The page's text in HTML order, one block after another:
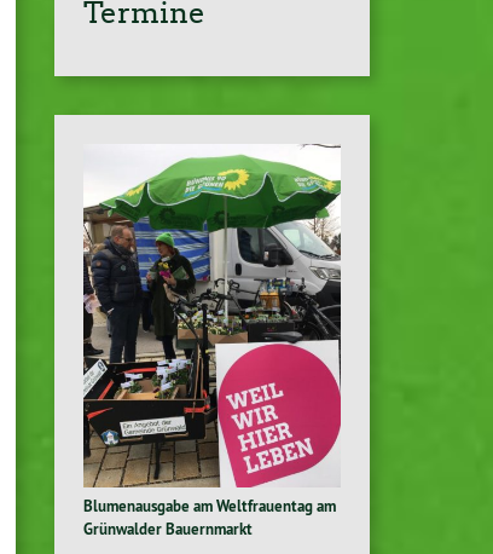
Termine
Blumenausgabe am Weltfrauentag am
Grünwalder Bauernmarkt